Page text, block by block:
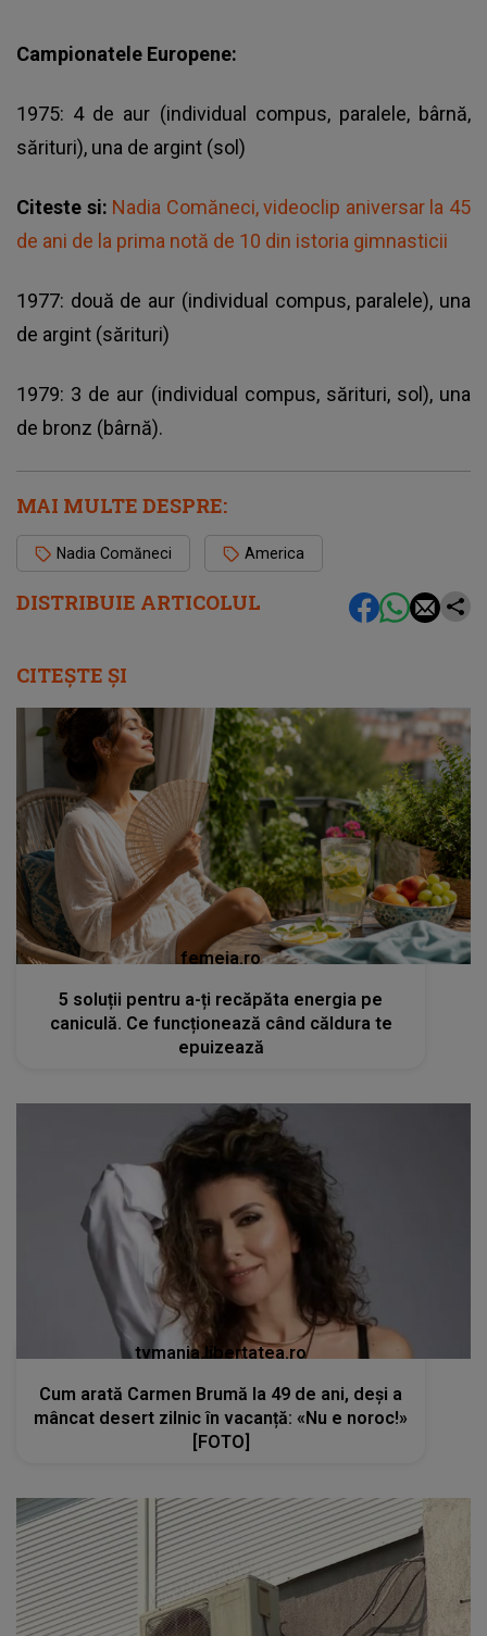
DISTRIBUIE ARTICOLUL
Campionatele Europene:
1975: 4 de aur (individual compus, paralele, bârnă,
sărituri), una de argint (sol)
Citeste si: Nadia Comăneci, videoclip aniversar la 45
de ani de la prima notă de 10 din istoria gimnasticii
1977: două de aur (individual compus, paralele), una
de argint (sărituri)
1979: 3 de aur (individual compus, sărituri, sol), una
de bronz (bârnă).
MAI MULTE DESPRE:
Nadia Comăneci America
CITEȘTE ȘI
femeia.ro
5 soluții pentru a-ți recăpăta energia pe
caniculă. Ce funcționează când căldura te
epuizează
tvmania.libertatea.ro
Cum arată Carmen Brumă la 49 de ani, deși a
mâncat desert zilnic în vacanță: «Nu e noroc!»
[FOTO]